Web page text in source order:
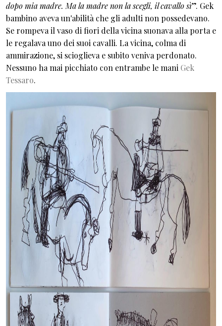
dopo mia madre. Ma la madre non la scegli, il cavallo sì”. Gek
bambino aveva un'abilità che gli adulti non possedevano.
Se rompeva il vaso di fiori della vicina suonava alla porta e
le regalava uno dei suoi cavalli. La vicina, colma di
ammirazione, si scioglieva e subito veniva perdonato.
Nessuno ha mai picchiato con entrambe le mani Gek
Tessaro.